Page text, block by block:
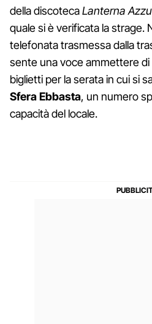
della discotecaLanterna
quale si è verificata la strage.
telefonata trasmessa dalla
sente una voce ammettere
biglietti per la serata in cui si
Sfera Ebbasta, un numero
capacità del locale.